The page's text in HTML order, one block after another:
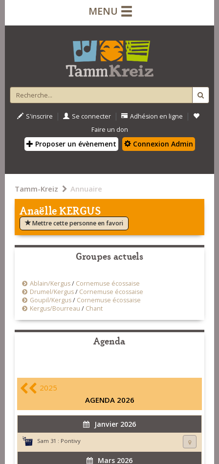
MENU
S'inscrire | Se connecter | Adhésion en ligne |
Faire un don
Proposer un évènement Connexion Admin
Tamm-Kreiz Annuaire
Anaëlle KERGUS
Mettre cette personne en favori
Groupes actuels
Ablain/Kergus/ Cornemuse écossaise
Drumel/Kergus/ Cornemuse écossaise
Goupil/Kergus/ Cornemuse écossaise
Kergus/Bourreau / Chant
Agenda
2025
AGENDA 2026
Janvier 2026
Sam 31 : Pontivy
Mars 2026